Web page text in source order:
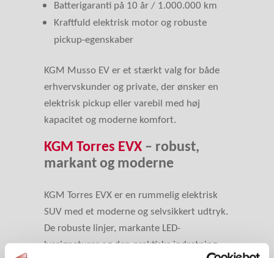
Batterigaranti på 10 år / 1.000.000 km
Kraftfuld elektrisk motor og robuste
pickup-egenskaber
KGM Musso EV er et stærkt valg for både
erhvervskunder og private, der ønsker en
elektrisk pickup eller varebil med høj
kapacitet og moderne komfort.
KGM Torres EVX– robust,
markant og moderne
KGM Torres EVX er en rummelig elektrisk
SUV med et moderne og selvsikkert udtryk.
De robuste linjer, markante LED-
lyssignaturer og den praktiske indretning